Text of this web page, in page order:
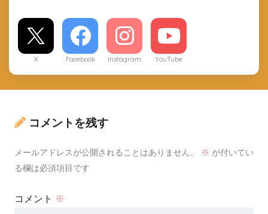
X Facebook Instagram YouTube
コメントを残す
メールアドレスが公開されることはありません。 ※ が付いてい
る欄は必須項目です
コメント ※